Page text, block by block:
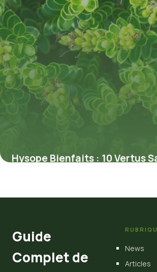
Hysope Bienfaits : 10 Vertus
Guide
Complet de
News
Articles